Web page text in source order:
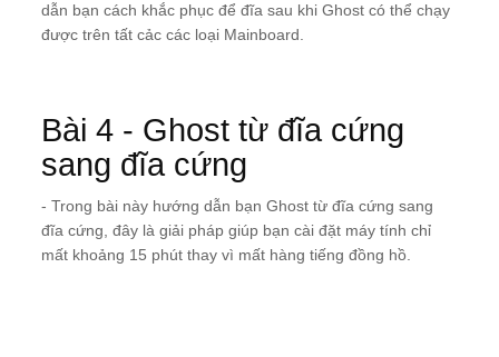
dẫn bạn cách khắc phục để đĩa sau khi Ghost có thể chạy
được trên tất cảc các loại Mainboard.
Bài 4 - Ghost từ đĩa cứng
sang đĩa cứng
- Trong bài này hướng dẫn bạn Ghost từ đĩa cứng sang
đĩa cứng, đây là giải pháp giúp bạn cài đặt máy tính chỉ
mất khoảng 15 phút thay vì mất hàng tiếng đồng hồ.